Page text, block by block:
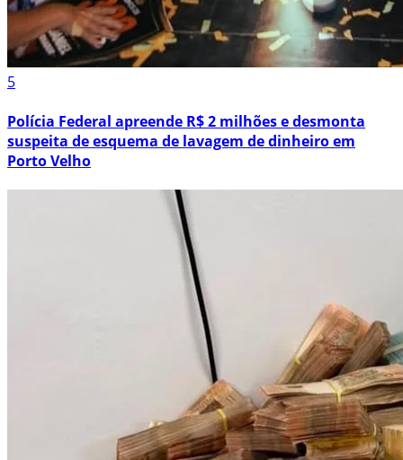
5
Polícia Federal apreende R$ 2 milhões e desmonta
suspeita de esquema de lavagem de dinheiro em
Porto Velho